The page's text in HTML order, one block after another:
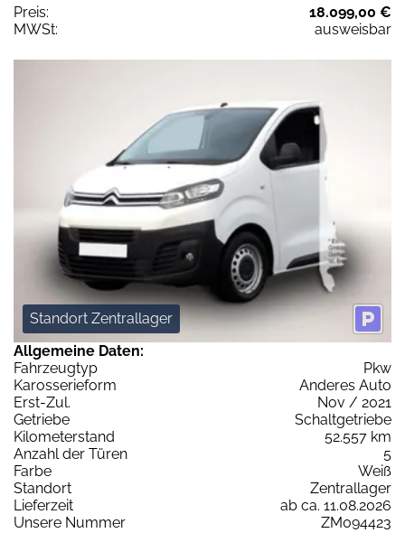
Preis:
18.099,00 €
MWSt:
ausweisbar
Standort Zentrallager
Allgemeine Daten:
Fahrzeugtyp
Pkw
Karosserieform
Anderes Auto
Erst-Zul.
Nov / 2021
Getriebe
Schaltgetriebe
Kilometerstand
52.557 km
Anzahl der Türen
5
Farbe
Weiß
Standort
Zentrallager
Lieferzeit
ab ca. 11.08.2026
Unsere Nummer
ZM094423